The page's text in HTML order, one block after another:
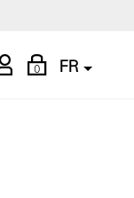
My
Account
0
Shopping
Bag
FR